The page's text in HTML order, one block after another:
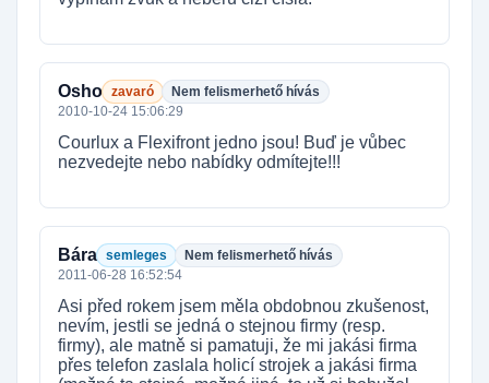
Osho zavaró
Nem felismerhető hívás
2010-10-24 15:06:29
Courlux a Flexifront jedno jsou! Buď je vůbec
nezvedejte nebo nabídky odmítejte!!!
Bára semleges
Nem felismerhető hívás
2011-06-28 16:52:54
Asi před rokem jsem měla obdobnou zkušenost,
nevím, jestli se jedná o stejnou firmy (resp.
firmy), ale matně si pamatuji, že mi jakási firma
přes telefon zaslala holicí strojek a jakási firma